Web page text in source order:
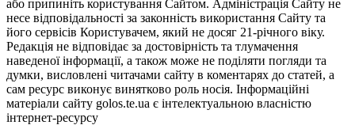
або припиніть користування Сайтом. Адміністрація Сайту не
несе відповідальності за законність використання Сайту та
його сервісів Користувачем, який не досяг 21-річного віку.
Редакція не відповідає за достовірність та тлумачення
наведеної інформації, а також може не поділяти погляди та
думки, висловлені читачами сайту в коментарях до статей, а
сам ресурс виконує винятково роль носія. Інформаційні
матеріали сайту golos.te.ua є інтелектуальною власністю
інтернет-ресурсу